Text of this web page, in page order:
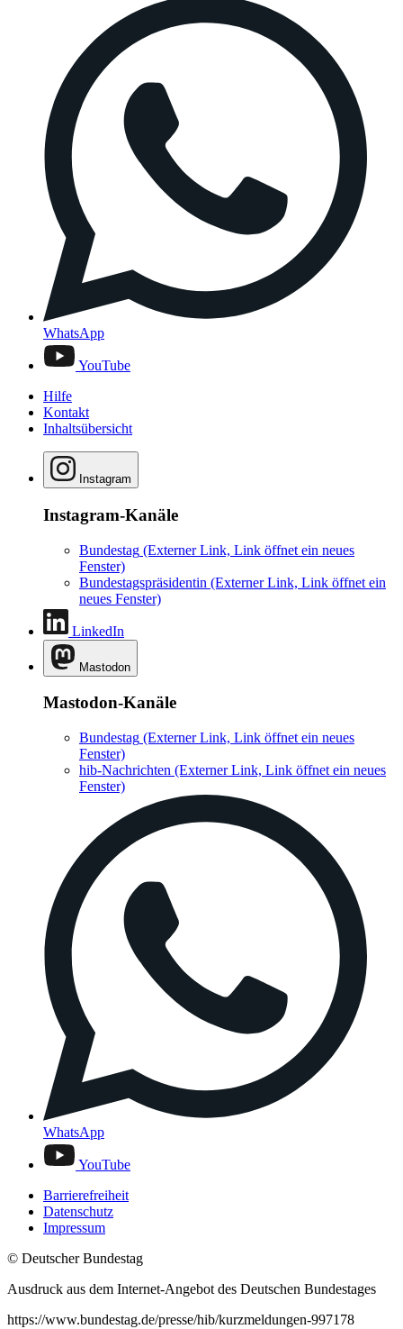
WhatsApp
YouTube
Hilfe
Kontakt
Inhaltsübersicht
Instagram
Instagram-Kanäle
Bundestag (Externer Link, Link öffnet ein neues
Fenster)
Bundestagspräsidentin (Externer Link, Link öffnet ein
neues Fenster)
LinkedIn
Mastodon
Mastodon-Kanäle
Bundestag (Externer Link, Link öffnet ein neues
Fenster)
hib-Nachrichten (Externer Link, Link öffnet ein neues
Fenster)
WhatsApp
YouTube
Barrierefreiheit
Datenschutz
Impressum
© Deutscher Bundestag
Ausdruck aus dem Internet-Angebot des Deutschen Bundestages
https://www.bundestag.de/presse/hib/kurzmeldungen-997178